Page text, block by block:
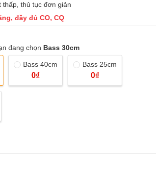
thấp, thủ tục đơn giản
đầy đủ CO, CQ
đang chọn Bass 30cm
Bass 40cm
0₫
Bass 25cm
0₫